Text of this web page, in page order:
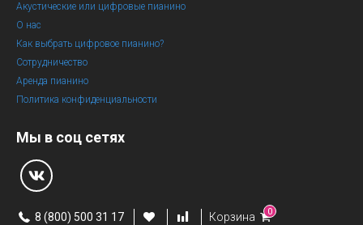
Акустические или цифровые пианино
О нас
Как выбрать цифровое пианино?
Сотрудничество
Аренда пианино
Политика конфиденциальности
Мы в соц сетях
8 (800) 500 31 17 Корзина 0